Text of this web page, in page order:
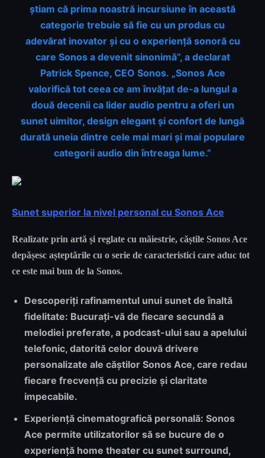
știam că prima noastră incursiune în această
categorie trebuie să fie cu un produs cu
adevărat inovator și cu o experiență sonoră cu
care Sonos a devenit sinonimă”, a declarat
Patrick Spence, CEO Sonos. „Sonos Ace
valorifică tot ceea ce am învățat de-a lungul a
două decenii ca lider audio pentru a oferi un
sunet uimitor, design elegant și confort de lungă
durată uneia dintre cele mai mari și mai populare
categorii audio din întreaga lume.”
Sunet superior la nivel personal cu Sonos Ace
Realizate prin artă și reglate cu măiestrie, căștile Sonos Ace
depășesc așteptările cu o serie de caracteristici care aduc tot
ce este mai bun de la Sonos.
Descoperiți rafinamentul unui sunet de înaltă
fidelitate: Bucurați-vă de fiecare secundă a
melodiei preferate, a podcast-ului sau a apelului
telefonic, datorită celor douvă drivere
personalizate ale căștilor Sonos Ace, care redau
fiecare frecvență cu precizie și claritate
impecabile.
Experiență cinematografică personală: Sonos
Ace permite utilizatorilor să se bucure de o
experiență home theater cu sunet surround,